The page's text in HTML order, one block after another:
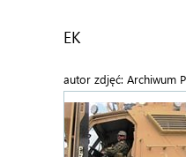
EK
autor zdjęć: Archiwum